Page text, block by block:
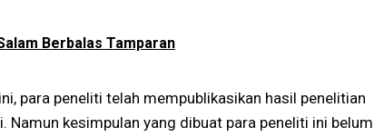
Berbalas Tamparan
para peneliti telah mempublikasikan hasil penelitian
Namun kesimpulan yang dibuat para peneliti ini belum